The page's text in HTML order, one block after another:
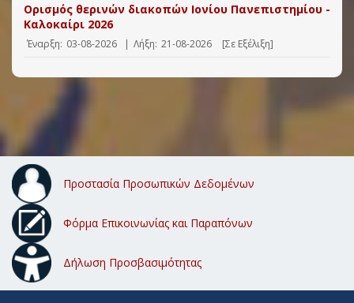
Ορισμός θερινών διακοπών Ιονίου Πανεπιστημίου -
Καλοκαίρι 2026
Έναρξη: 03-08-2026 | Λήξη: 21-08-2026 [Σε Εξέλιξη]
Προστασία Προσωπικών Δεδομένων
Φόρμα Επικοινωνίας και Παραπόνων
Δήλωση Προσβασιμότητας